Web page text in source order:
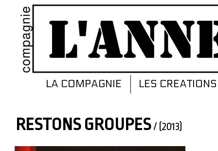
RESTONS GROUPES/ (2013)
LA COMPAGNIE LES